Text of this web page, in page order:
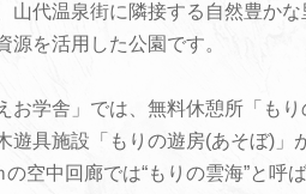
山代温泉街に隣接する自然豊か
源を活用した公園です。
お学舎」では、無料休憩所「も
遊具施設「もりの遊房(あそぼ)」
空中回廊では“もりの雲海”と呼